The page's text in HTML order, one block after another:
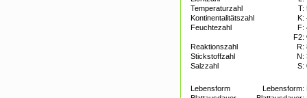
Temperaturzahl
T:
Kontinentalitätszahl
K:
Feuchtezahl
F:
F2:
Reaktionszahl
R:
Stickstoffzahl
N:
Salzzahl
S:
Lebensform Lebensform: